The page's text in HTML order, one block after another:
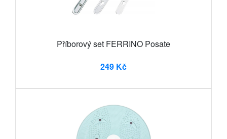
Příborový set FERRINO Posate
249 Kč